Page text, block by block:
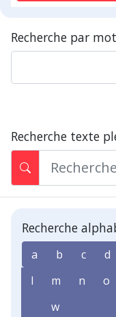
Recherche par
Recherche texte
Recherche
a b c d
l
m n o
w